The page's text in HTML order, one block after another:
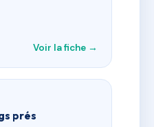
Voir la fiche →
prés